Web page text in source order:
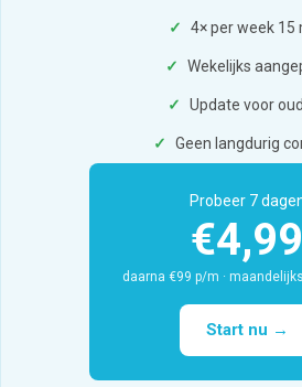
✓ 4× per week 15
✓ Wekelijks
✓ Update voor
✓ Geen langdurig
Probeer 7
€4,99
daarna €99 p/m ·
Start nu →